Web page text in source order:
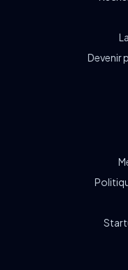
Devenir